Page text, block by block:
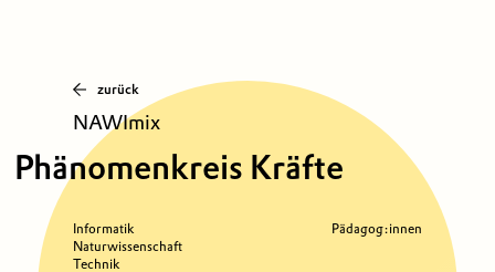
zurück
NAWImix
Phänomenkreis Kräfte
Informatik
Naturwissenschaft
Technik
Pädagog:innen